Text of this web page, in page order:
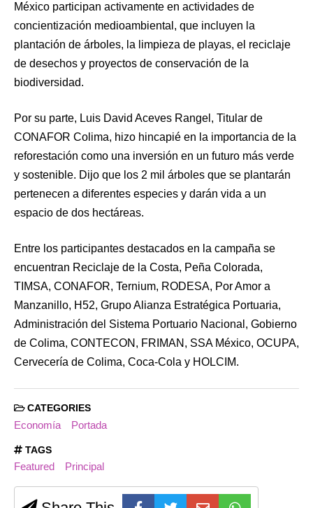
México participan activamente en actividades de
concientización medioambiental, que incluyen la
plantación de árboles, la limpieza de playas, el reciclaje
de desechos y proyectos de conservación de la
biodiversidad.
Por su parte, Luis David Aceves Rangel, Titular de
CONAFOR Colima, hizo hincapié en la importancia de la
reforestación como una inversión en un futuro más verde
y sostenible. Dijo que los 2 mil árboles que se plantarán
pertenecen a diferentes especies y darán vida a un
espacio de dos hectáreas.
Entre los participantes destacados en la campaña se
encuentran Reciclaje de la Costa, Peña Colorada,
TIMSA, CONAFOR, Ternium, RODESA, Por Amor a
Manzanillo, H52, Grupo Alianza Estratégica Portuaria,
Administración del Sistema Portuario Nacional, Gobierno
de Colima, CONTECON, FRIMAN, SSA México, OCUPA,
Cervecería de Colima, Coca-Cola y HOLCIM.
CATEGORIES
Economía Portada
TAGS
Featured Principal